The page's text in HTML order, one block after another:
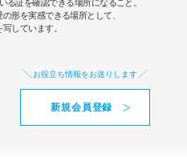
る証を確認できる場所になること。
形を実感できる場所として、
しています。
お役立ち情報をお送りします
新規会員登録